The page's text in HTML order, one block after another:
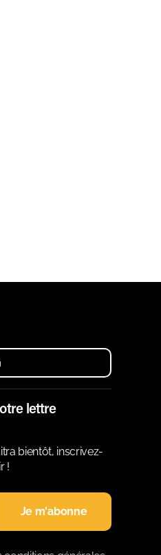
lettre
bientôt, inscrivez-
!